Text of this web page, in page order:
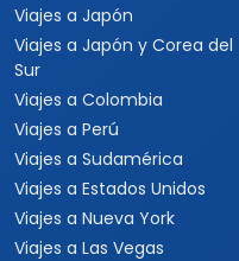
Viajes a Japón
Viajes a Japón y Corea del
Sur
Viajes a Colombia
Viajes a Perú
Viajes a Sudamérica
Viajes a Estados Unidos
Viajes a Nueva York
Viajes a Las Vegas